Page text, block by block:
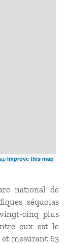
Improve this map
national de
séquoias
cinq plus
eux est le
mesurant 63